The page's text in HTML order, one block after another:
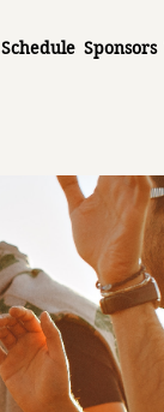
Schedule Sponsors